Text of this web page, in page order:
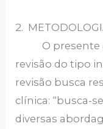
2.
O presente
revisão do tipo
revisão busca
clínica: “busca-
diversas